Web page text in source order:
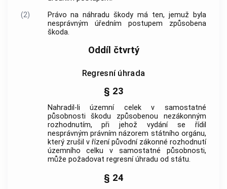
(2)
Právo na náhradu škody má ten, jemuž byla
nesprávným úředním postupem způsobena
škoda.
Oddíl čtvrtý
Regresní úhrada
§ 23
Nahradil-li územní celek v samostatné
působnosti škodu způsobenou nezákonným
rozhodnutím, při jehož vydání se řídil
nesprávným právním názorem státního orgánu,
který zrušil v řízení původní zákonné rozhodnutí
územního celku v samostatné působnosti,
může požadovat regresní úhradu od státu.
§ 24